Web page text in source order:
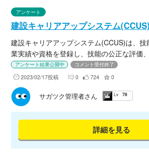
アンケート
建設キャリアアップシステム(CCUS)は、
業実績や資格を登録し、技能の公正な評価
現場作業の効率化など事業者・技能者双方
れています。 ［建設キャリアアップシステ
能者の知識と経験に基づき、賃金の支払い
産性の向上を目的として、建設技能者本人
保険加入状況、研修歴、資格取得履歴など
システムです。 ［建設キャリアアップシ
能者の就業履歴を蓄積し、保有資格などと
し、処遇の改善を図る ・技能者のキャリ
若い世代の入職者を増やす ・優秀な技能
アンケート結果公開中 コメント受付終了
2023/02/17投稿 0 724 0
詳細を見る
サガツク管理者さん Lv 70